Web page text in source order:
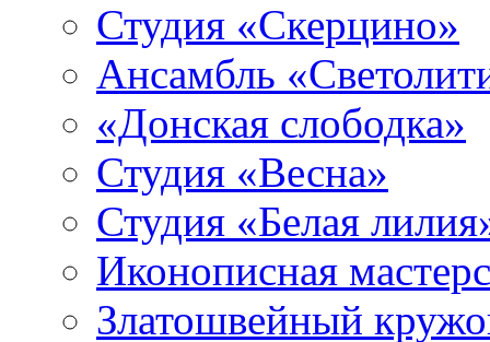
Студия «Скерцино»
Ансамбль
«Донская слободка»
Студия «Весна»
Студия «Белая
Иконописная
Златошвейный